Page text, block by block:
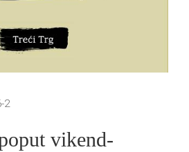
2
vikend-